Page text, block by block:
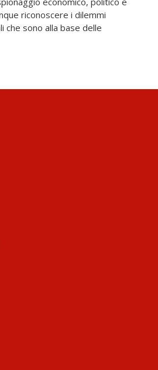
riconoscere i dilemmi
che sono alla base delle